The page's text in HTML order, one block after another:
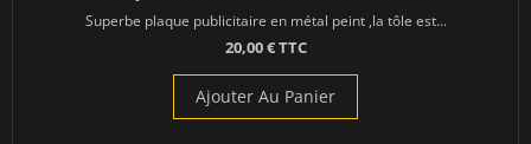
Superbe plaque publicitaire en métal peint ,la tôle est...
20,00 € TTC
Ajouter Au Panier